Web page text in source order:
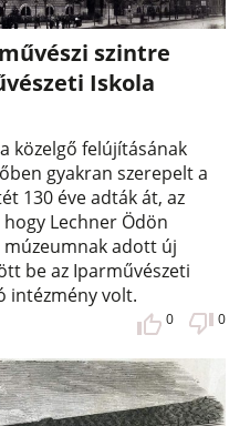
szintre
Iskola
közelgő felújításának
gyakran szerepelt a
130 éve adták át, az
Lechner Ödön
adott új
be az Iparművészeti
intézmény volt.
0 0